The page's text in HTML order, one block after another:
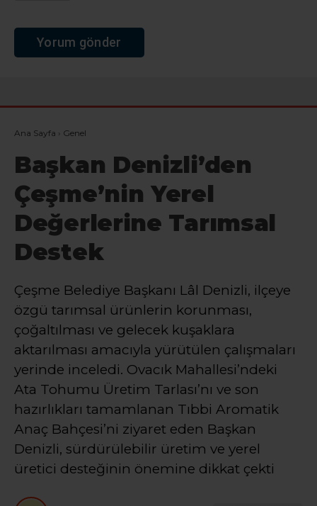
Ana Sayfa › Genel
Başkan Denizli’den
Çeşme’nin Yerel
Değerlerine Tarımsal
Destek
Çeşme Belediye Başkanı Lâl Denizli, ilçeye
özgü tarımsal ürünlerin korunması,
çoğaltılması ve gelecek kuşaklara
aktarılması amacıyla yürütülen çalışmaları
yerinde inceledi. Ovacık Mahallesi’ndeki
Ata Tohumu Üretim Tarlası’nı ve son
hazırlıkları tamamlanan Tıbbi Aromatik
Anaç Bahçesi’ni ziyaret eden Başkan
Denizli, sürdürülebilir üretim ve yerel
üretici desteğinin önemine dikkat çekti